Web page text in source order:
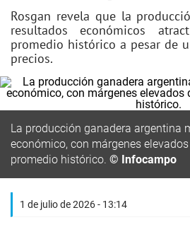
Rosgan revela que la
resultados económicos
promedio histórico a pesar de
precios.
La producción ganadera argentina
económico, con márgenes
promedio histórico. © Infocampo
1 de julio de 2026 - 13:14